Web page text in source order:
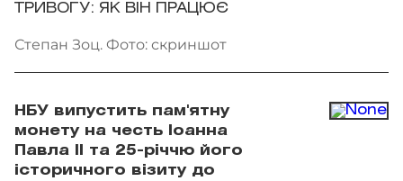
ТРИВОГУ: ЯК ВІН ПРАЦЮЄ
Степан Зоц. Фото: скриншот
НБУ випустить пам'ятну
монету на честь Іоанна
Павла II та 25-річчю його
історичного візиту до